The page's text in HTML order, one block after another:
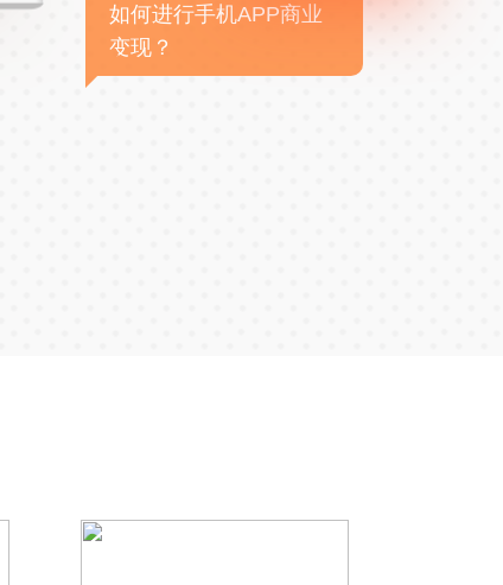
如何进行手机APP商业
变现？